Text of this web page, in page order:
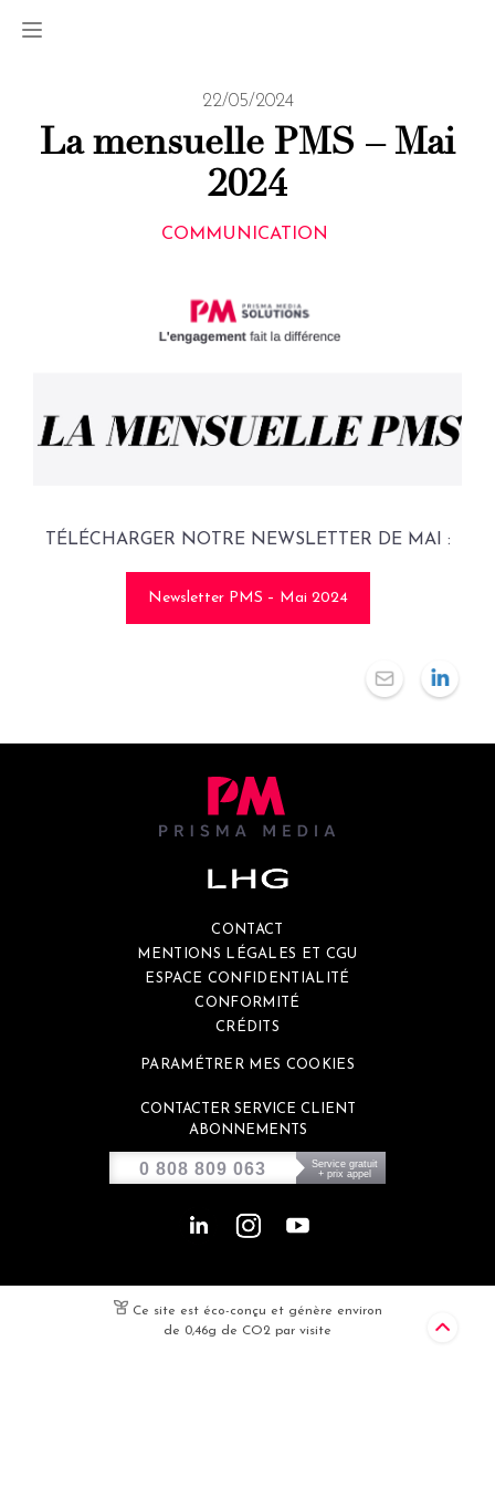
22/05/2024
La mensuelle PMS – Mai
2024
COMMUNICATION
TÉLÉCHARGER NOTRE NEWSLETTER DE MAI :
Newsletter PMS – Mai 2024
CONTACT
MENTIONS LÉGALES ET CGU
ESPACE CONFIDENTIALITÉ
CONFORMITÉ
CRÉDITS
PARAMÉTRER MES COOKIES
CONTACTER SERVICE CLIENT
ABONNEMENTS
0 808 809 063
Service gratuit
+ prix appel
Ce site est éco-conçu et génère environ
de 0,46g de CO2 par visite